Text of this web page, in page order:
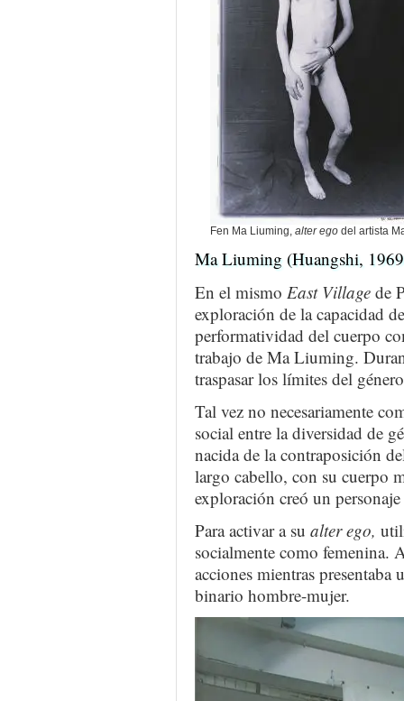
Fen Ma Liuming, alter ego del artista
Ma Liuming (Huangshi,
En el mismo East Village de
exploración de la capacidad
performatividad del cuerpo
trabajo de Ma Liuming.
traspasar los límites del
Tal vez no necesariamente
social entre la diversidad de
nacida de la contraposición
largo cabello, con su cuerpo
exploración creó un
Para activar a su alter ego,
socialmente como femenina.
acciones mientras
binario hombre-mujer.